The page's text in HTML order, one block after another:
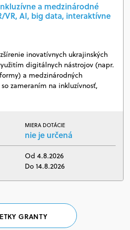
a medzinárodné
AI, big data, interaktívne
inovatívnych ukrajinských
digitálnych nástrojov (napr.
a medzinárodných
zameraním na inkluzívnosť,
MIERA DOTÁCIE
nie je určená
Od 4.8.2026
Do 14.8.2026
GRANTY